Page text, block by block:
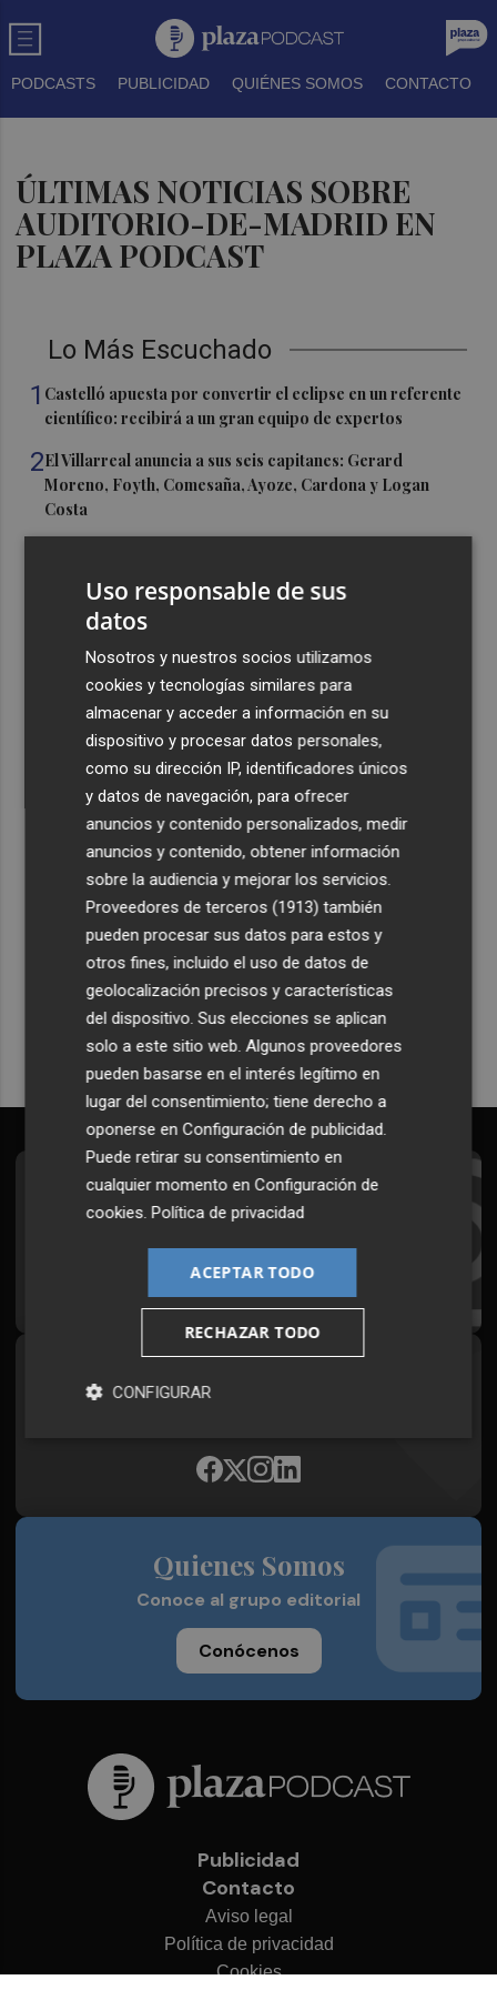
PODCASTS PUBLICIDAD QUIÉNES SOMOS CONTACTO
ÚLTIMAS NOTICIAS SOBRE
AUDITORIO-DE-MADRID EN
PLAZA PODCAST
Lo Más Escuchado
1 Castelló apuesta por convertir el eclipse en un referente
científico: recibirá a un gran equipo de expertos
2El Villarreal anuncia a sus seis capitanes: Gerard
Moreno, Foyth, Comesaña, Ayoze, Cardona y Logan
Costa
San Javier da viabilidad al nuevo contrato del transporte
324 habitaciones
Estos son los estrenos que abren la cartelera en agosto:
de la comedia 'El último mono' a una nueva entrega de
'La Patrulla Canina'
Recibe toda la actualidad de
Plaza Podcast en tu correo
Quiero suscribirme
Suscríbete al Boletín
¡Quiero suscribirme!
Síguenos en redes
Quienes Somos
Conoce al grupo editorial
Conócenos
Publicidad
Contacto
Aviso legal
Política de privacidad
Cookies
Uso responsable de sus
datos
Nosotros y nuestros socios utilizamos
cookies y tecnologías similares para
almacenar y acceder a información en su
dispositivo y procesar datos personales,
como su dirección IP, identificadores únicos
y datos de navegación, para ofrecer
anuncios y contenido personalizados, medir
anuncios y contenido, obtener información
sobre la audiencia y mejorar los servicios.
Proveedores de terceros (1913) también
pueden procesar sus datos para estos y
otros fines, incluido el uso de datos de
geolocalización precisos y características
del dispositivo. Sus elecciones se aplican
solo a este sitio web. Algunos proveedores
pueden basarse en el interés legítimo en
lugar del consentimiento; tiene derecho a
oponerse enConfiguración de publicidad.
Puede retirar su consentimiento en
cualquier momento enConfiguración de
cookies.Política de privacidad
ACEPTAR TODO
RECHAZAR TODO
CONFIGURAR